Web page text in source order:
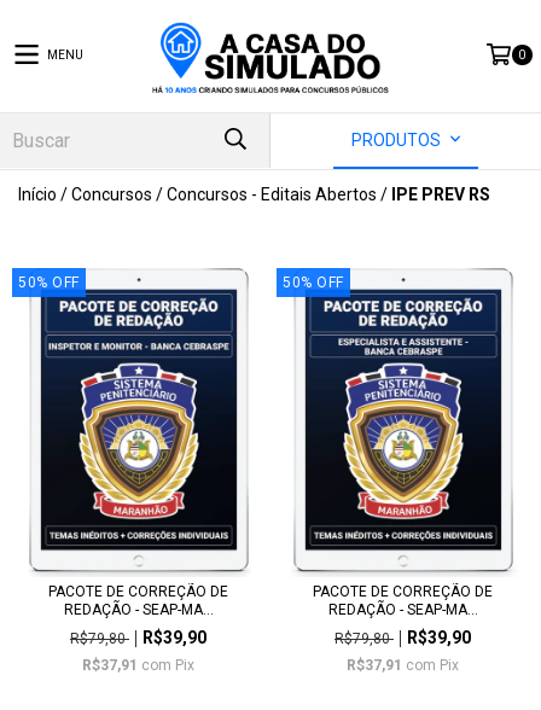
MENU 0
PRODUTOS
Início /Concursos /Concursos - Editais Abertos / IPE PREV RS
50% OFF
PACOTE DE CORREÇÃO DE
REDAÇÃO - SEAP-MA...
R$79,80
R$39,90
R$37,91 com Pix
50% OFF
PACOTE DE CORREÇÃO DE
REDAÇÃO - SEAP-MA...
R$79,80
R$39,90
R$37,91 com Pix